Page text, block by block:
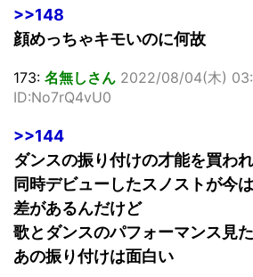
>>148
顔めっちゃキモいのに何故
173: 名無しさん 2022/08/04(木)
ID:No7rQ4vU0
>>144
ダンスの振り付けの才能を買わ
同時デビューしたスノストが今
差があるんだけど
歌とダンスのパフォーマンス見
あの振り付けは面白い